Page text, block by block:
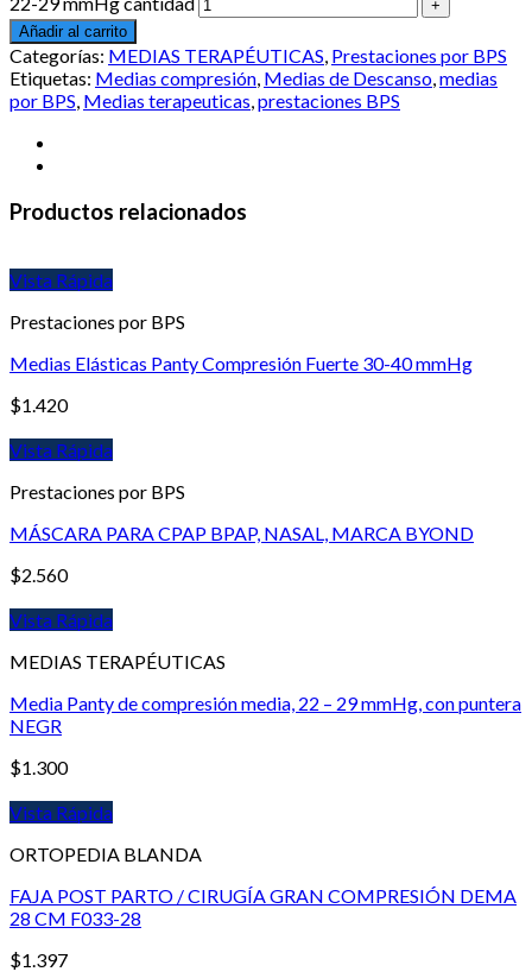
Añadir al carrito
Categorías: MEDIAS TERAPÉUTICAS, Prestaciones por BPS
Etiquetas: Medias compresión, Medias de Descanso,medias
por BPS, Medias terapeuticas,prestaciones BPS
Productos relacionados
Vista Rápida
Prestaciones por BPS
Medias Elásticas Panty Compresión Fuerte 30-40 mmHg
$1.420
Vista Rápida
Prestaciones por BPS
MÁSCARA PARA CPAP BPAP, NASAL, MARCA BYOND
$2.560
Vista Rápida
MEDIAS TERAPÉUTICAS
Media Panty de compresión media, 22 – 29 mmHg, con puntera
NEGR
$1.300
Vista Rápida
ORTOPEDIA BLANDA
FAJA POST PARTO / CIRUGÍA GRAN COMPRESIÓN DEMA
28 CM F033-28
$1.397